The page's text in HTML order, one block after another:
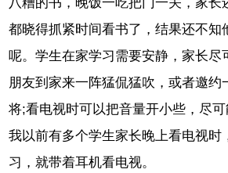
八糟的书，晚饭一吃把门一关，家长
都晓得抓紧时间看书了，结果还不知
呢。学生在家学习需要安静，家长尽
朋友到家来一阵猛侃猛吹，或者邀约
将;看电视时可以把音量开小些，尽可
我以前有多个学生家长晚上看电视时
习，就带着耳机看电视。